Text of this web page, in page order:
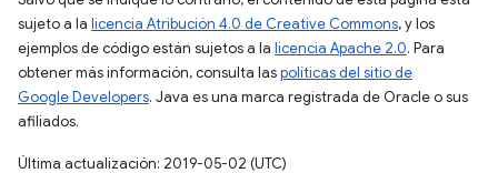
sujeto a la licencia Atribución 4.0 de Creative Commons, y los
ejemplos de código están sujetos a la licencia Apache 2.0. Para
obtener más información, consulta laspolíticas del sitio de
Google Developers. Java es una marca registrada de Oracle o sus
afiliados.
Última actualización: 2019-05-02 (UTC)